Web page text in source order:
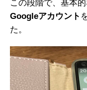
この段階で、基本
Googleアカウント
た。